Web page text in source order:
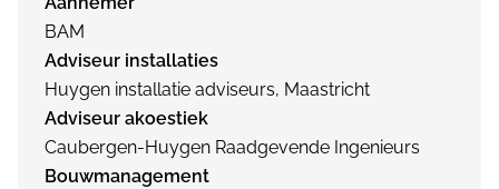
BAM
Adviseur installaties
Huygen installatie adviseurs, Maastricht
Adviseur akoestiek
Caubergen-Huygen Raadgevende Ingenieurs
Bouwmanagement